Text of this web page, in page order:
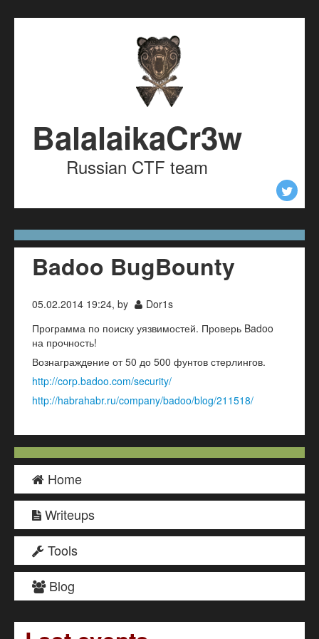
BalalaikaCr3w
Russian CTF team
Badoo BugBounty
05.02.2014 19:24, by
Dor1s
Программа по поиску уязвимостей. Проверь Badoo
на прочность!
Вознаграждение от 50 до 500 фунтов стерлингов.
http://corp.badoo.com/security/
http://habrahabr.ru/company/badoo/blog/211518/
Home
Writeups
Tools
Blog